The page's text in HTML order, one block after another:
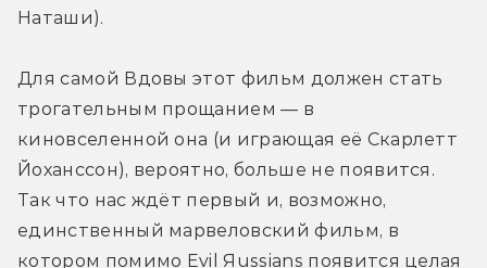
Наташи).
Для самой Вдовы этот фильм должен стать
трогательным прощанием — в
киновселенной она (и играющая её Скарлетт
Йоханссон), вероятно, больше не появится.
Так что нас ждёт первый и, возможно,
единственный марвеловский фильм, в
котором помимо Evil Яussians появится целая